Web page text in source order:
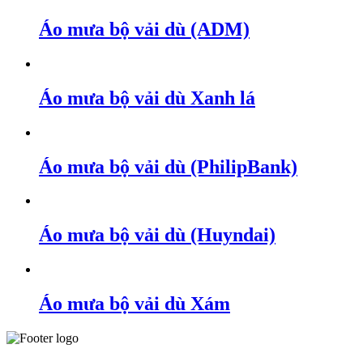
Áo mưa bộ vải dù (ADM)
Áo mưa bộ vải dù Xanh lá
Áo mưa bộ vải dù (PhilipBank)
Áo mưa bộ vải dù (Huyndai)
Áo mưa bộ vải dù Xám